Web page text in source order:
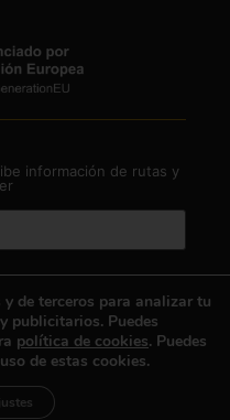
información de rutas y
de terceros para analizar tu
publicitarios. Puedes
política de cookies. Puedes
de estas cookies.